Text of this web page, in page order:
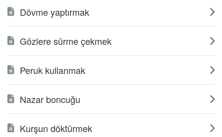
Dövme yaptırmak
Gözlere sürme çekmek
Peruk kullanmak
Nazar boncuğu
Kurşun döktürmek